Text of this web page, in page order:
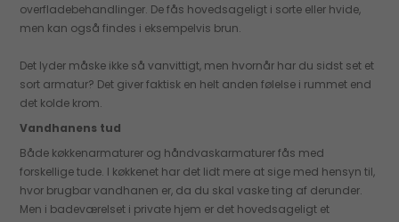
overfladebehandlinger. De fås hovedsageligt i sorte eller hvide,
men kan også findes i eksempelvis brun.
Det lyder måske ikke så vanvittigt, men hvornår har du sidst set et
sort armatur? Det giver faktisk en helt anden følelse i rummet end
det kolde krom.
Vandhanens tud
Både køkkenarmaturer og håndvaskarmaturer fås med
forskellige tude. I køkkenet har det lidt mere at sige med hensyn til,
hvor brugbar vandhanen er, da du skal vaske ting af derunder.
Men i badeværelset i private hjem er det hovedsageligt et